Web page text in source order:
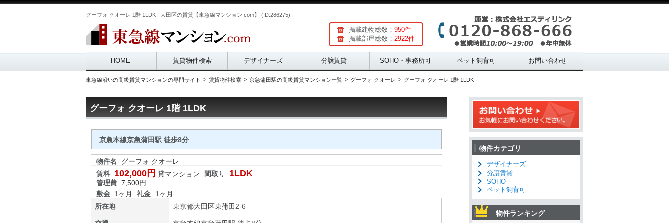
グーフォ クオーレ 1階 1LDK | 大田区の賃貸【東急線マンション.com】 (ID:286275)
掲載建物総数： 950件
掲載部屋総数： 2922件
Main menu
HOME 賃貸物件検索 デザイナーズ 分譲賃貸 SOHO・事務所可 ペット飼育可 お問い合わせ
東急線沿いの高級賃貸マンションの専門サイト > 賃貸物件検索 > 京急蒲田駅の高級賃貸マンション一覧 > グーフォ クオーレ > グーフォ クオーレ 1階 1LDK
グーフォ クオーレ 1階 1LDK
京急本線京急蒲田駅 徒歩8分
物件名
グーフォ クオーレ
賃料
102,000円 貸マンション 間取り 1LDK
管理費 7,500円
敷金
1ヶ月 礼金
1ヶ月
所在地
東京都大田区東蒲田 2-6
物件カテゴリ
デザイナーズ
分譲賃貸
SOHO
ペット飼育可
物件ランキング